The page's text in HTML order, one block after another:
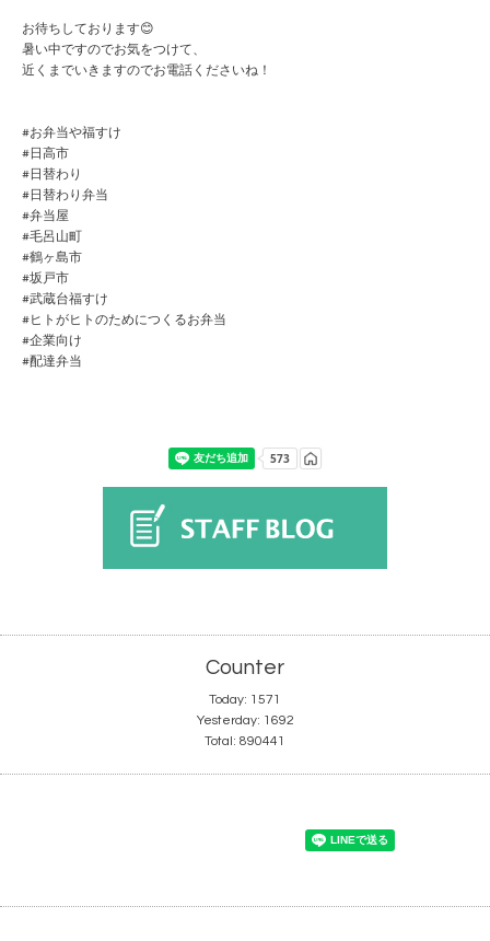
お待ちしております😊
暑い中ですのでお気をつけて、
近くまでいきますのでお電話くださいね！
#お弁当や福すけ
#日高市
#日替わり
#日替わり弁当
#弁当屋
#毛呂山町
#鶴ヶ島市
#坂戸市
#武蔵台福すけ
#ヒトがヒトのためにつくるお弁当
#企業向け
#配達弁当
Counter
Today: 1571
Yesterday: 1692
Total: 890441